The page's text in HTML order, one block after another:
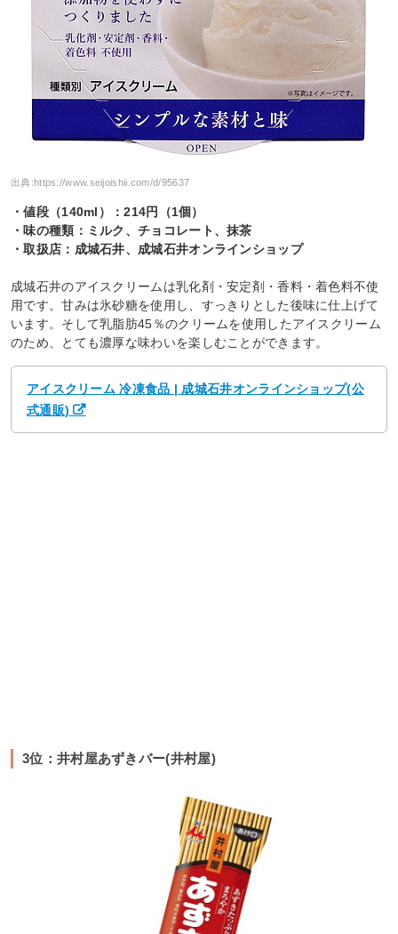
出典: https://www.seijoishii.com/d/95637
・値段（140ml）：214円（1個）
・味の種類：ミルク、チョコレート、抹茶
・取扱店：成城石井、成城石井オンラインショップ
成城石井のアイスクリームは乳化剤・安定剤・香料・着色料不使
用です。甘みは氷砂糖を使用し、すっきりとした後味に仕上げて
います。そして乳脂肪45％のクリームを使用したアイスクリーム
のため、とても濃厚な味わいを楽しむことができます。
アイスクリーム 冷凍食品 | 成城石井オンラインショップ(公
式通販)
3位：井村屋あずきバー(井村屋)